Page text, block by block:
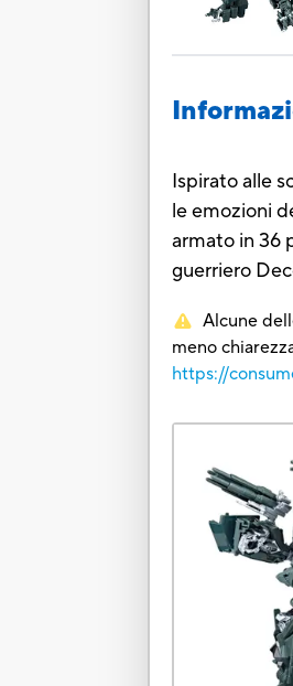
Ispirato alle
le emozioni
armato in 36
guerriero
Alcune
meno
https://